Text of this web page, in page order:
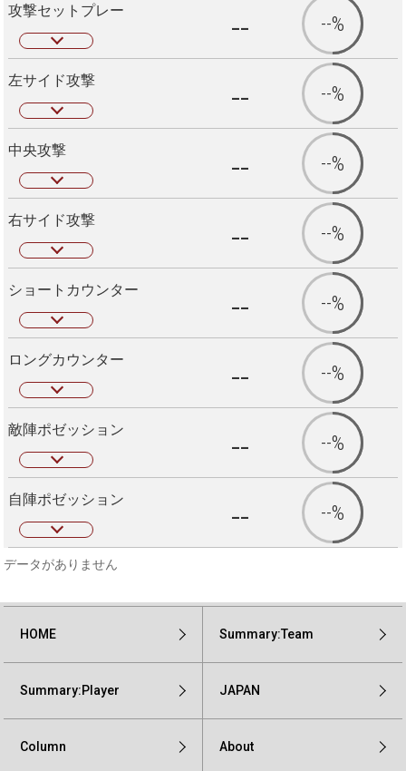
攻撃セットプレー -- --%
左サイド攻撃 -- --%
中央攻撃 -- --%
右サイド攻撃 -- --%
ショートカウンター -- --%
ロングカウンター -- --%
敵陣ポゼッション -- --%
自陣ポゼッション -- --%
データがありません
HOME Summary:Team
Summary:Player JAPAN
Column About